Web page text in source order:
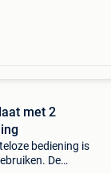
met 2
bediening is
De